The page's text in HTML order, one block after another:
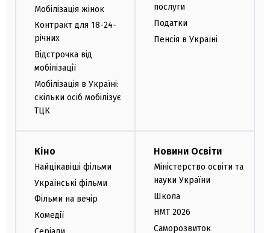
Мобілізація жінок
Контракт для 18-24-
річних
Відстрочка від
мобілізації
Мобілізація в Україні:
скільки осіб мобілізує
ТЦК
послуги
Податки
Пенсія в Україні
Кіно
Найцікавіші фільми
Українські фільми
Фільми на вечір
Комедії
Новини Освіти
Міністерство освіти та
науки України
Школа
НМТ 2026
Саморозвиток